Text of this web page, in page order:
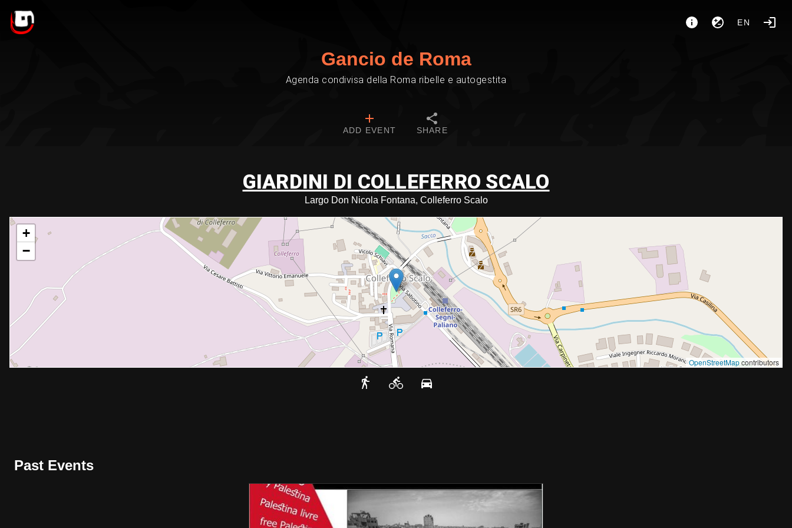
EN
Gancio de Roma
Agenda condivisa della Roma ribelle e autogestita
ADD EVENT SHARE
GIARDINI DI COLLEFERRO SCALO
Largo Don Nicola Fontana, Colleferro Scalo
+
−
OpenStreetMapcontributors
Past Events